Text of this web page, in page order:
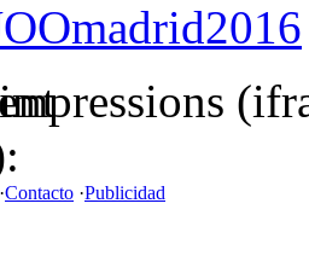
madrid2016
Contacto ·Publicidad